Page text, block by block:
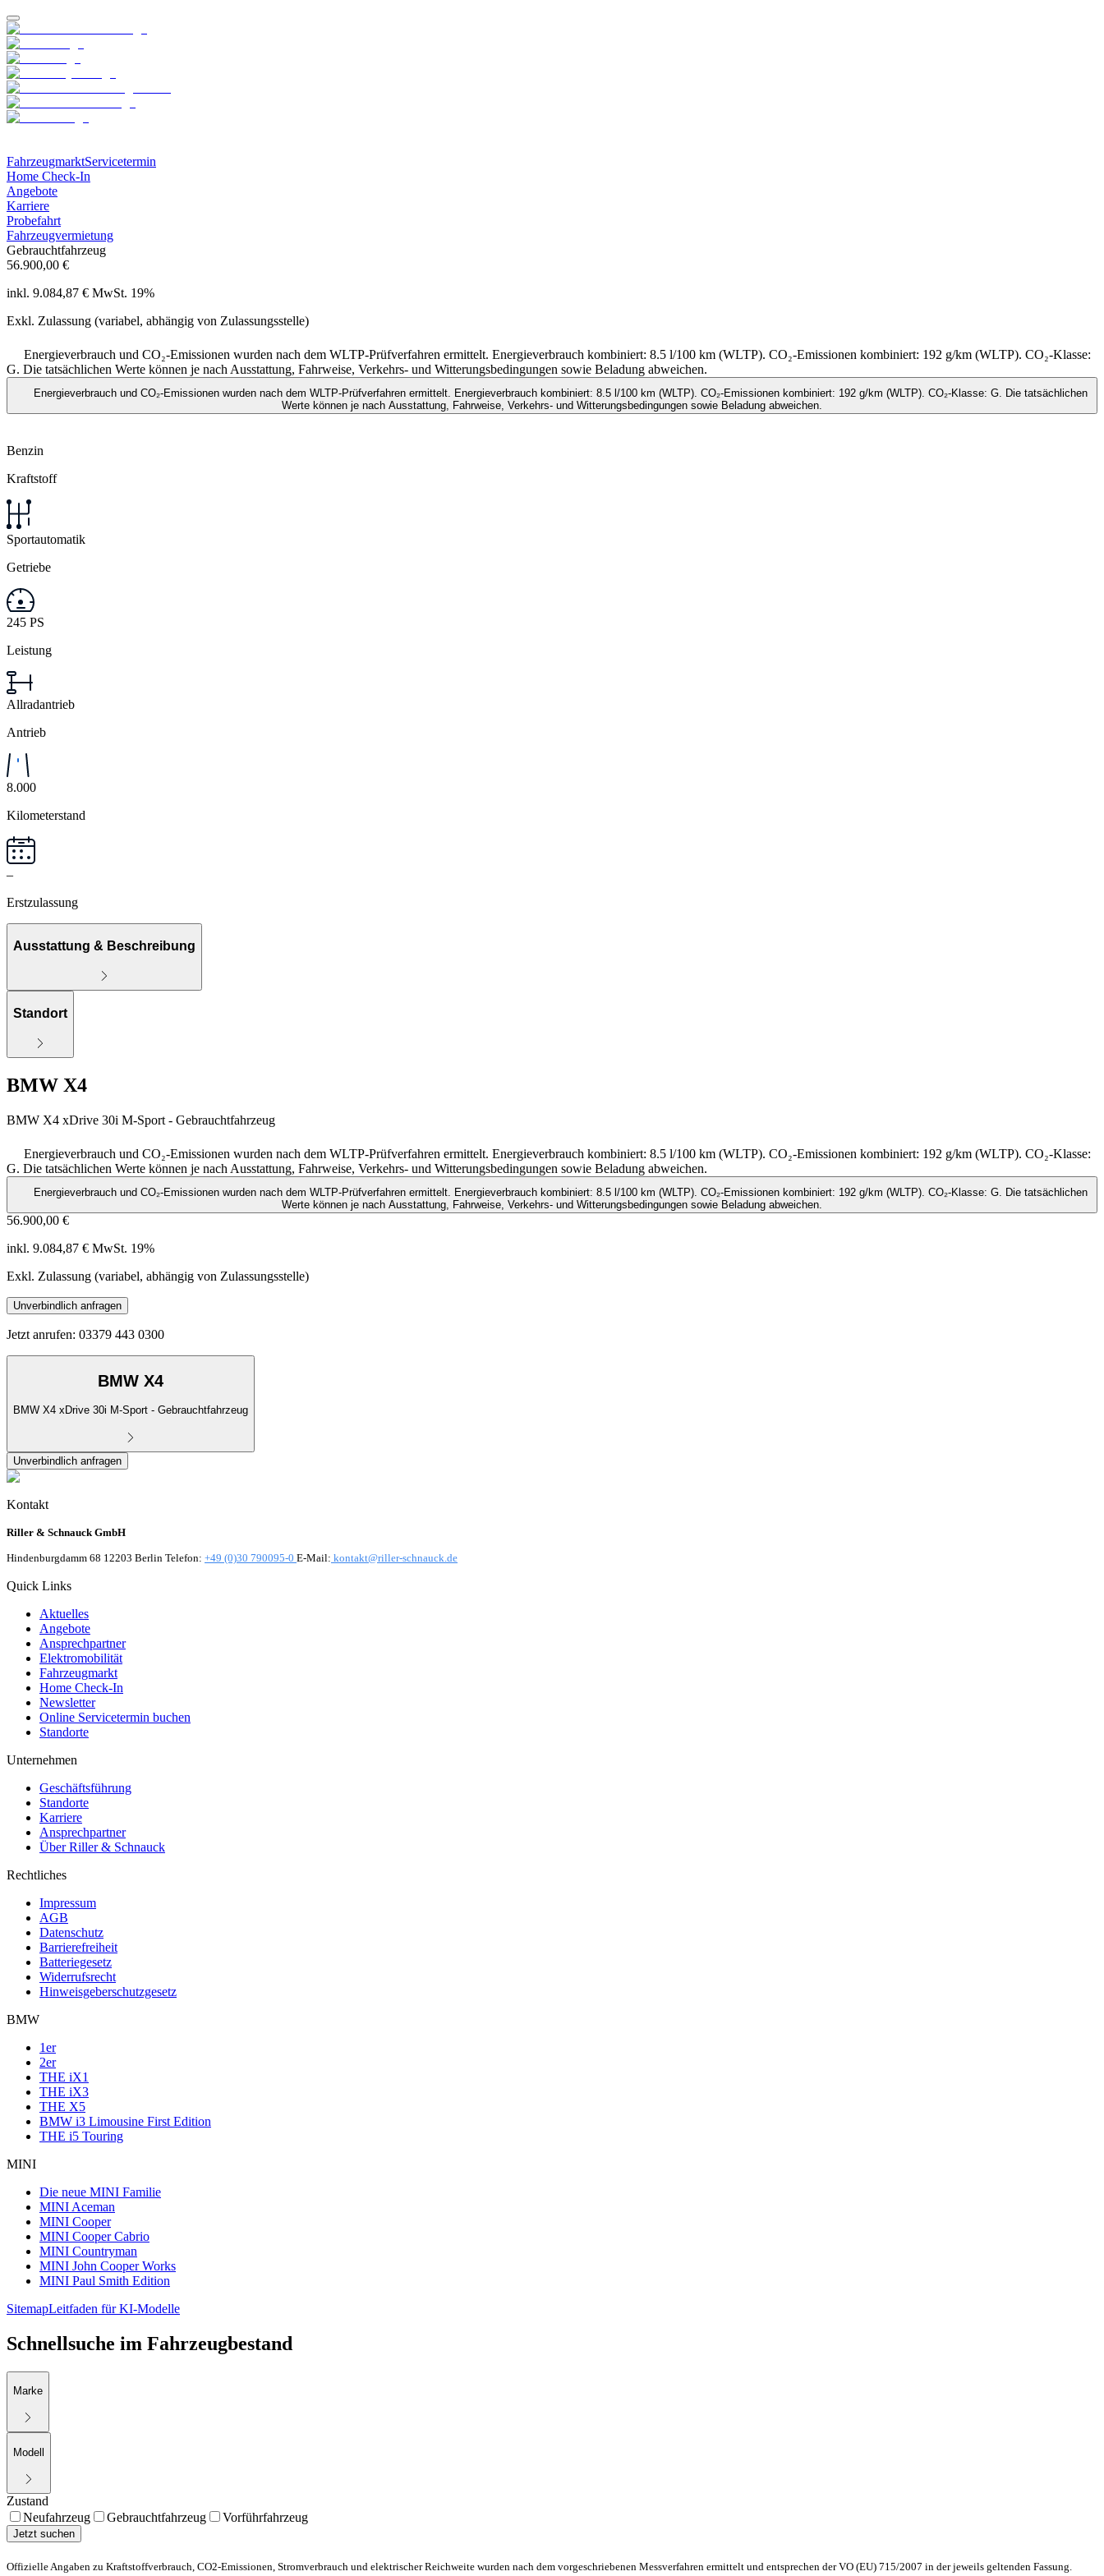
FahrzeugmarktServicetermin
Home Check-In
Angebote
Karriere
Probefahrt
Fahrzeugvermietung
Gebrauchtfahrzeug
56.900,00 €
inkl. 9.084,87 € MwSt. 19%
Exkl. Zulassung (variabel, abhängig von Zulassungsstelle)
Energieverbrauch und CO₂-Emissionen wurden nach dem WLTP-Prüfverfahren ermittelt. Energieverbrauch kombiniert: 8.5 l/100 km (WLTP). CO₂-Emissionen kombiniert: 192 g/km (WLTP). CO₂-Klasse:
G. Die tatsächlichen Werte können je nach Ausstattung, Fahrweise, Verkehrs- und Witterungsbedingungen sowie Beladung abweichen.
Energieverbrauch und CO₂-Emissionen wurden nach dem WLTP-Prüfverfahren ermittelt. Energieverbrauch kombiniert: 8.5 l/100 km (WLTP). CO₂-Emissionen kombiniert: 192 g/km (WLTP). CO₂-Klasse: G. Die tatsächlichen
Werte können je nach Ausstattung, Fahrweise, Verkehrs- und Witterungsbedingungen sowie Beladung abweichen.
Benzin
Kraftstoff
Sportautomatik
Getriebe
245 PS
Leistung
Allradantrieb
Antrieb
8.000
Kilometerstand
–
Erstzulassung
Ausstattung & Beschreibung
Standort
BMW X4
BMW X4 xDrive 30i M-Sport - Gebrauchtfahrzeug
Energieverbrauch und CO₂-Emissionen wurden nach dem WLTP-Prüfverfahren ermittelt. Energieverbrauch kombiniert: 8.5 l/100 km (WLTP). CO₂-Emissionen kombiniert: 192 g/km (WLTP). CO₂-Klasse:
G. Die tatsächlichen Werte können je nach Ausstattung, Fahrweise, Verkehrs- und Witterungsbedingungen sowie Beladung abweichen.
Energieverbrauch und CO₂-Emissionen wurden nach dem WLTP-Prüfverfahren ermittelt. Energieverbrauch kombiniert: 8.5 l/100 km (WLTP). CO₂-Emissionen kombiniert: 192 g/km (WLTP). CO₂-Klasse: G. Die tatsächlichen
Werte können je nach Ausstattung, Fahrweise, Verkehrs- und Witterungsbedingungen sowie Beladung abweichen.
56.900,00 €
inkl. 9.084,87 € MwSt. 19%
Exkl. Zulassung (variabel, abhängig von Zulassungsstelle)
Unverbindlich anfragen
Jetzt anrufen: 03379 443 0300
BMW X4
BMW X4 xDrive 30i M-Sport - Gebrauchtfahrzeug
Unverbindlich anfragen
Kontakt
Riller & Schnauck GmbH
Hindenburgdamm 68 12203 Berlin Telefon: +49 (0)30 790095-0 E-Mail: kontakt@riller-schnauck.de
Quick Links
Aktuelles
Angebote
Ansprechpartner
Elektromobilität
Fahrzeugmarkt
Home Check-In
Newsletter
Online Servicetermin buchen
Standorte
Unternehmen
Geschäftsführung
Standorte
Karriere
Ansprechpartner
Über Riller & Schnauck
Rechtliches
Impressum
AGB
Datenschutz
Barrierefreiheit
Batteriegesetz
Widerrufsrecht
Hinweisgeberschutzgesetz
BMW
1er
2er
THE iX1
THE iX3
THE X5
BMW i3 Limousine First Edition
THE i5 Touring
MINI
Die neue MINI Familie
MINI Aceman
MINI Cooper
MINI Cooper Cabrio
MINI Countryman
MINI John Cooper Works
MINI Paul Smith Edition
SitemapLeitfaden für KI-Modelle
Schnellsuche im Fahrzeugbestand
Marke
Modell
Zustand
Neufahrzeug
Gebrauchtfahrzeug Vorführfahrzeug
Jetzt suchen
Offizielle Angaben zu Kraftstoffverbrauch, CO2-Emissionen, Stromverbrauch und elektrischer Reichweite wurden nach dem vorgeschriebenen Messverfahren ermittelt und entsprechen der VO (EU) 715/2007 in der jeweils geltenden Fassung.